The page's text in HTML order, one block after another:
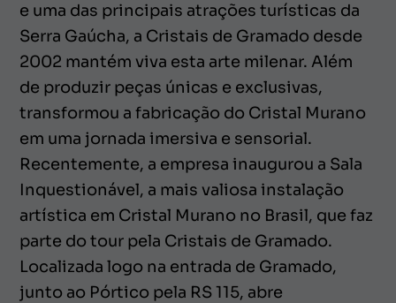
e uma das principais atrações turísticas da
Serra Gaúcha, a Cristais de Gramado desde
2002 mantém viva esta arte milenar. Além
de produzir peças únicas e exclusivas,
transformou a fabricação do Cristal Murano
em uma jornada imersiva e sensorial.
Recentemente, a empresa inaugurou a Sala
Inquestionável, a mais valiosa instalação
artística em Cristal Murano no Brasil, que faz
parte do tour pela Cristais de Gramado.
Localizada logo na entrada de Gramado,
junto ao Pórtico pela RS 115, abre